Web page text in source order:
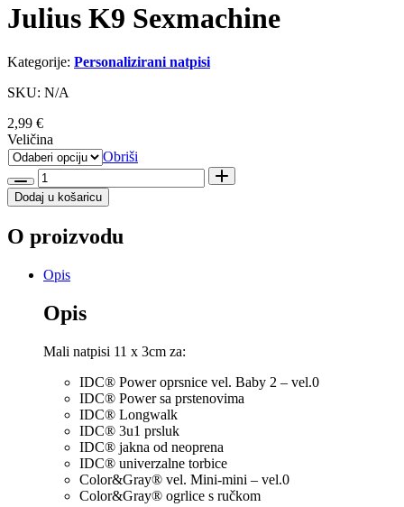
Julius K9 Sexmachine
Kategorije: Personalizirani natpisi
SKU: N/A
2,99 €
Veličina
Obriši
Julius
K9
Sexmachine
Dodaj u košaricu
O proizvodu
Opis
Opis
Mali natpisi 11 x 3cm za:
IDC® Power oprsnice vel. Baby 2 – vel.0
IDC® Power sa prstenovima
IDC® Longwalk
IDC® 3u1 prsluk
IDC® jakna od neoprena
IDC® univerzalne torbice
Color&Gray® vel. Mini-mini – vel.0
Color&Gray® ogrlice s ručkom